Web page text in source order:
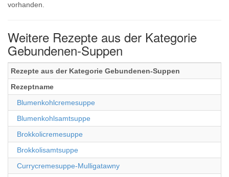
vorhanden.
Weitere Rezepte aus der Kategorie
Gebundenen-Suppen
Rezepte aus der Kategorie Gebundenen-Suppen
Rezeptname
Blumenkohlcremesuppe
Blumenkohlsamtsuppe
Brokkolicremesuppe
Brokkolisamtsuppe
Currycremesuppe-Mulligatawny